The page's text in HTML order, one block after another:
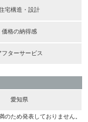
宅構造・設計
価格の納得感
フターサービス
愛知県
ため発表しておりません。